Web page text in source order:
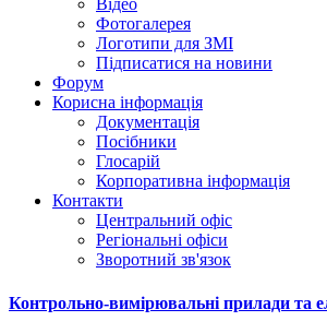
Відео
Фотогалерея
Логотипи для ЗМІ
Підписатися на новини
Форум
Корисна інформація
Документація
Посібники
Глосарій
Корпоративна інформація
Контакти
Центральний офіс
Регіональні офіси
Зворотний зв'язок
Контрольно-вимірювальні прилади та